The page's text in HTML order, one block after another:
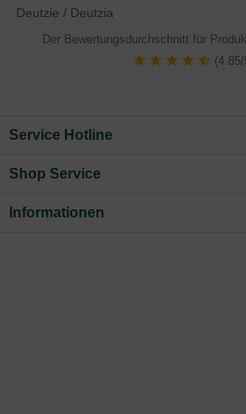
Deutzie / Deutzia
Der Bewertungsdurchschnitt für
Service Hotline
Shop Service
Informationen